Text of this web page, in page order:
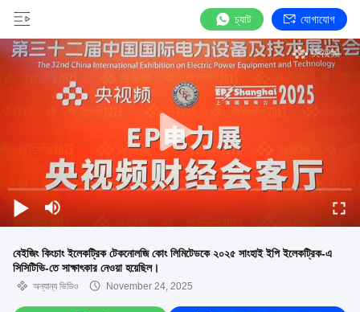
চ্যাট যোগাযোগ
বেইজিং কিংচাং ইলেকট্রিক টেকনোলজি কোং লিমিটেডকে ২০২৫ সাংহাই ইপি ইলেকট্রিক-এ
সিসিটিভি-তে সাক্ষাৎকার নেওয়া হয়েছিল।
অন্যান্য ভিডিও November 24, 2025